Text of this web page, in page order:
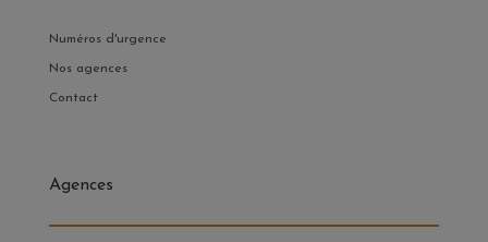
Numéros d'urgence
Nos agences
Contact
Agences